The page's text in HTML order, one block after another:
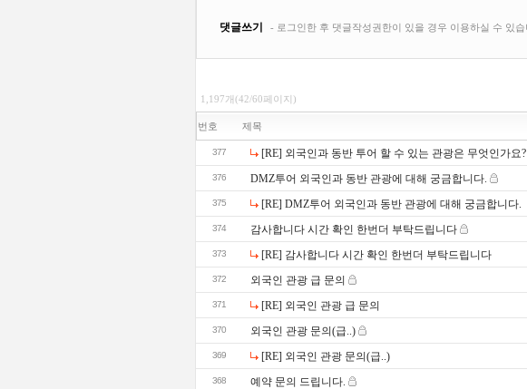
1,197개(42/60페이지)
번호 제목
377 [RE] 외국인과 동반 투어 할 수 있는 관광은 무엇인가요?
376 DMZ투어 외국인과 동반 관광에 대해 궁금합니다.
375 [RE] DMZ투어 외국인과 동반 관광에 대해 궁금합니다.
374 감사합니다 시간 확인 한번더 부탁드립니다
373 [RE] 감사합니다 시간 확인 한번더 부탁드립니다
372 외국인 관광 급 문의
371 [RE] 외국인 관광 급 문의
370 외국인 관광 문의(급..)
369 [RE] 외국인 관광 문의(급..)
368 예약 문의 드립니다.